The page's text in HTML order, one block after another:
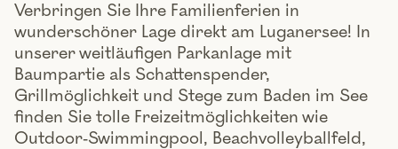
Verbringen Sie Ihre Familienferien in
wunderschöner Lage direkt am Luganersee! In
unserer weitläufigen Parkanlage mit
Baumpartie als Schattenspender,
Grillmöglichkeit und Stege zum Baden im See
finden Sie tolle Freizeitmöglichkeiten wie
Outdoor-Swimmingpool, Beachvolleyballfeld,